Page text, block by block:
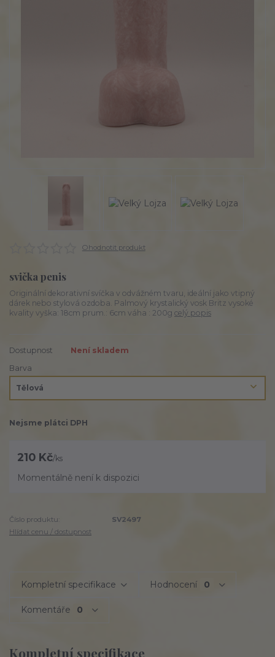
Ohodnotit produkt
svička penis
Originální dekorativní svíčka v odvážném tvaru, ideální jako vtipný
dárek nebo stylová ozdoba. Palmový krystalický vosk Britz vysoké
kvality vyška: 18cm prum.: 6cm váha : 200g celý popis
Dostupnost
Není skladem
Barva
Nejsme plátci DPH
210 Kč/ks
Momentálně není k dispozici
Číslo produktu:
SV2497
Hlídat cenu / dostupnost
Kompletní specifikace Hodnocení 0
Komentáře 0
Kompletní specifikace